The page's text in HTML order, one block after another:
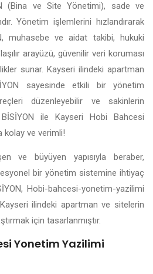
(Bina ve Site Yönetimi), sade ve
Yönetim işlemlerini hızlandırarak
muhasebe ve aidat takibi, hukuki
arayüzü, güvenilir veri koruması
sunar. Kayseri ilindeki apartman
sayesinde etkili bir yönetim
düzenleyebilir ve sakinlerin
BİSİYON ile Kayseri Hobi Bahcesi
kolay ve verimli!
ve büyüyen yapısıyla beraber,
bir yönetim sistemine ihtiyaç
Hobi-bahcesi-yonetim-yazilimi
Kayseri ilindeki apartman ve sitelerin
için tasarlanmıştır.
Yonetim Yazilimi